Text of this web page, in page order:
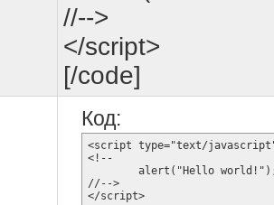
//-->
</script>
[/code]
Код:
<script type="text/
<!--
//-->
</script>